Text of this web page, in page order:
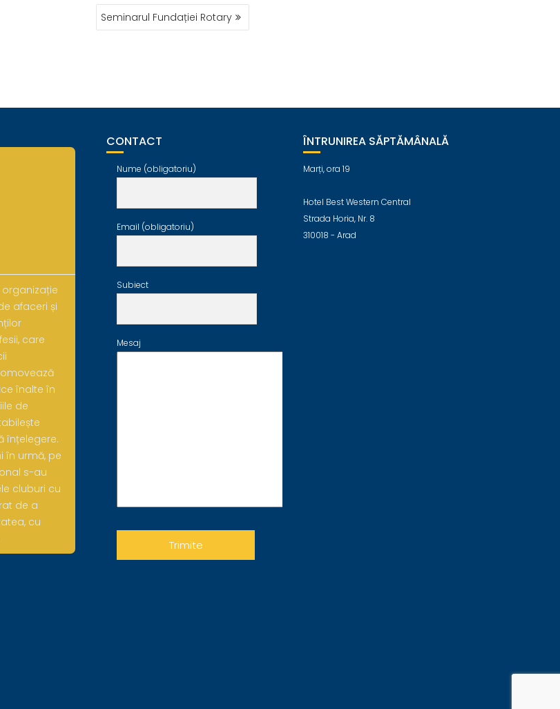
Seminarul Fundației Rotary
afaceri și
care
înalte în
de
înțelegere.
în urmă, pe
s-au
cluburi cu
de a
cu
CONTACT
Nume (obligatoriu)
Email (obligatoriu)
Subiect
Mesaj
ÎNTRUNIREA SĂPTĂMÂNALĂ
Marți, ora 19
Hotel Best Western Central
Strada Horia, Nr. 8
310018 - Arad